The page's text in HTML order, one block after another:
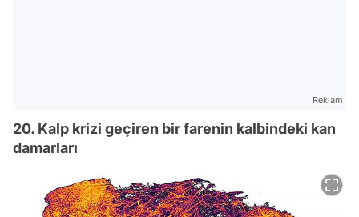
Reklam
20. Kalp krizi geçiren bir farenin kalbindeki kan
damarları